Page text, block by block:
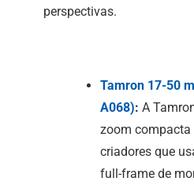
perspectivas.
Tamron 17-50
A068): A
zoom compacta
criadores que
full-frame de